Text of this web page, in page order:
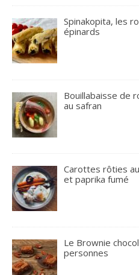
Spinakopita, les
épinards
Bouillabaisse de
au safran
Carottes rôties
et paprika fumé
Le Brownie
personnes